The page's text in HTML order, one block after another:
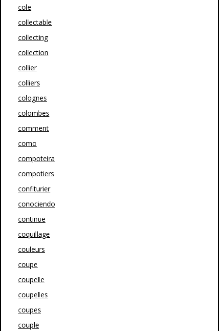
cole
collectable
collecting
collection
collier
colliers
colognes
colombes
comment
como
compoteira
compotiers
confiturier
conociendo
continue
coquillage
couleurs
coupe
coupelle
coupelles
coupes
couple